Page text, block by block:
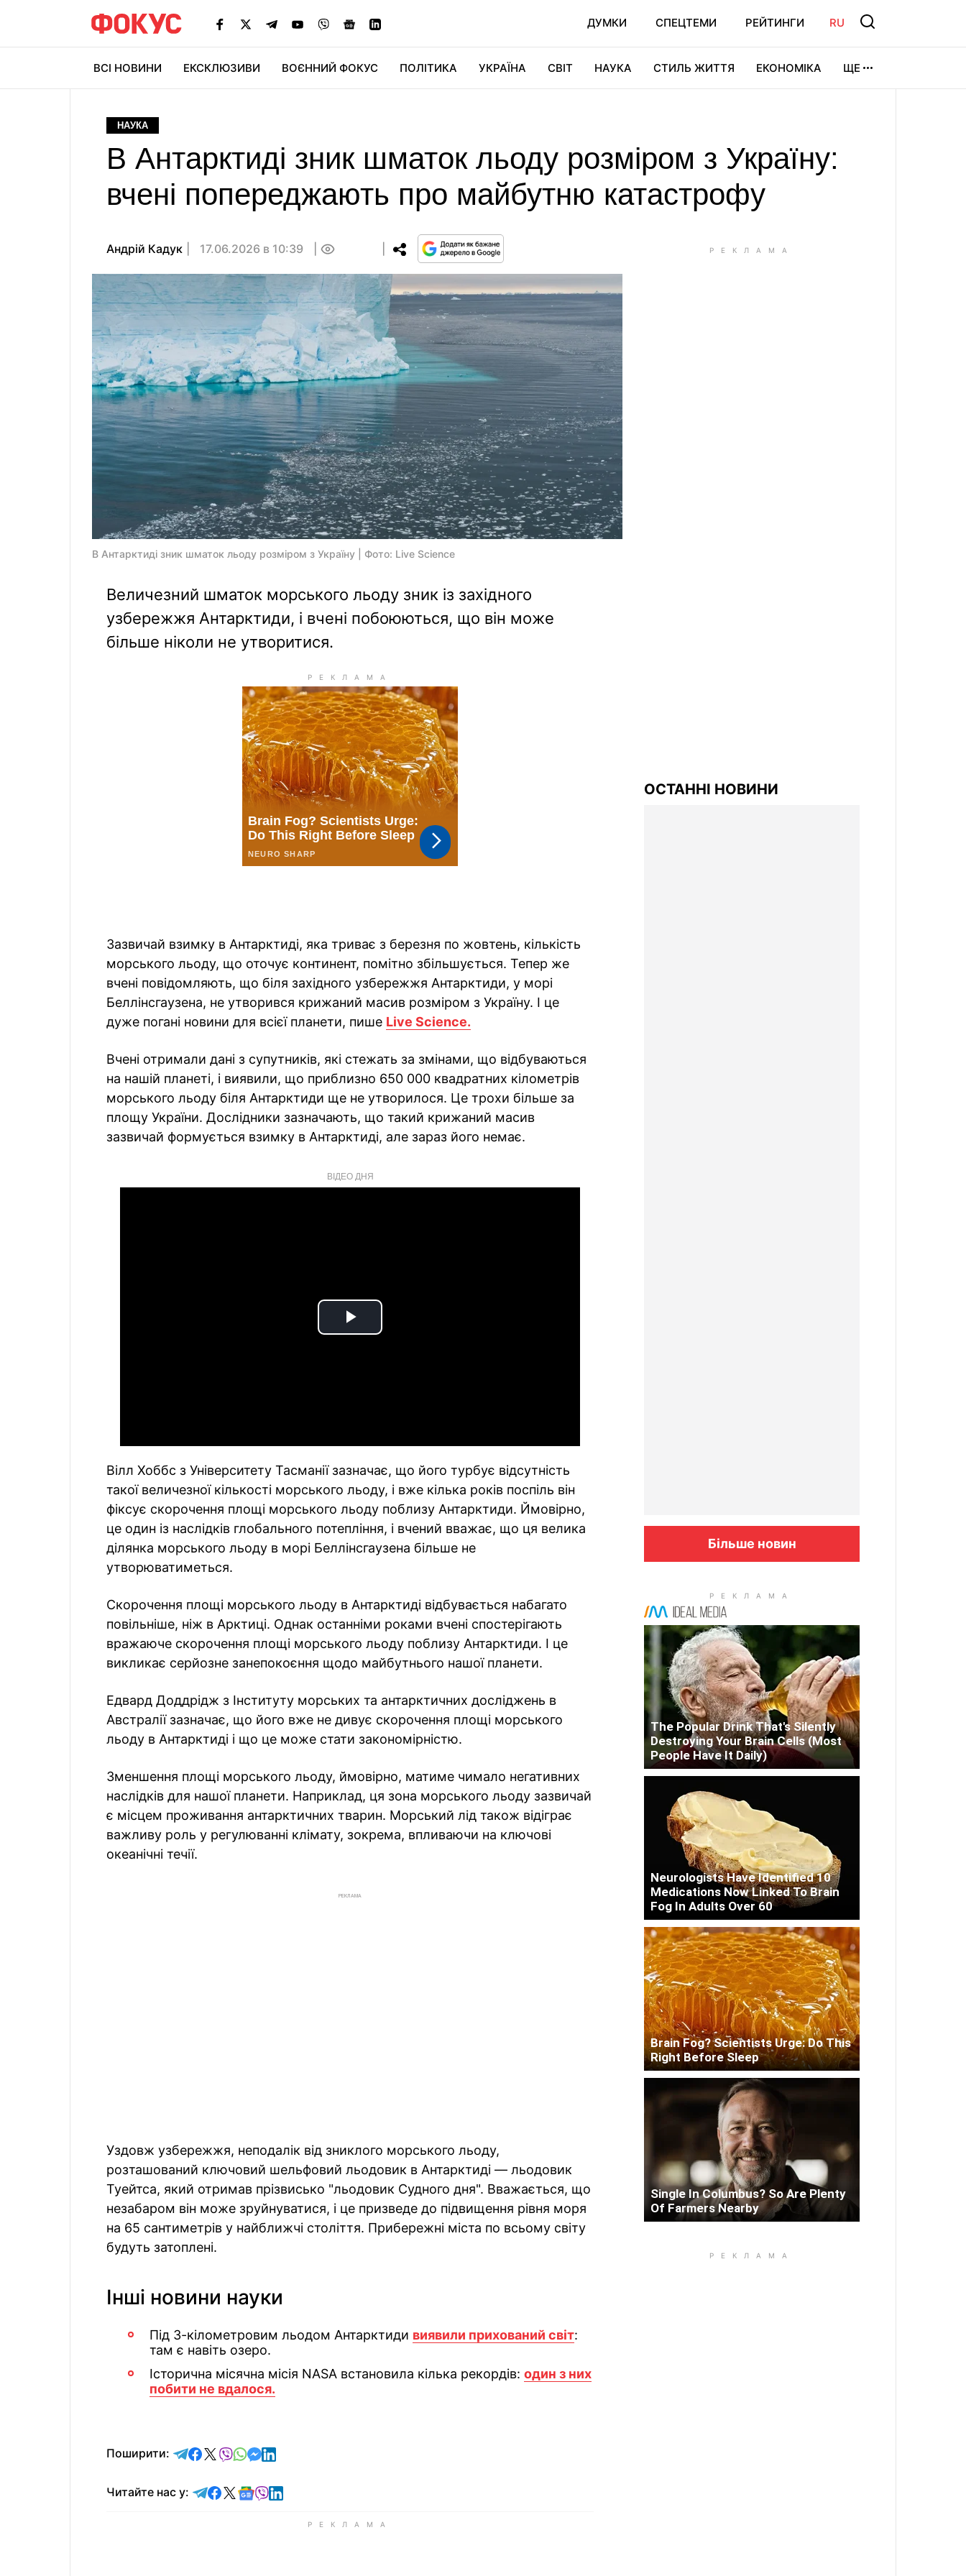
ДУМКИ СПЕЦТЕМИ РЕЙТИНГИ RU
ВСІ НОВИНИ ЕКСКЛЮЗИВИ ВОЄННИЙ ФОКУС ПОЛІТИКА УКРАЇНА СВІТ НАУКА СТИЛЬ ЖИТТЯ ЕКОНОМІКА ЩЕ
НАУКА
В Антарктиді зник шматок льоду розміром з Україну:
вчені попереджають про майбутню катастрофу
Андрій Кадук 17.06.2026 в 10:39
В Антарктиді зник шматок льоду розміром з Україну | Фото: Live Science
Величезний шматок морського льоду зник із західного
узбережжя Антарктиди, і вчені побоюються, що він може
більше ніколи не утворитися.
Зазвичай взимку в Антарктиді, яка триває з березня по жовтень, кількість
морського льоду, що оточує континент, помітно збільшується. Тепер же
вчені повідомляють, що біля західного узбережжя Антарктиди, у морі
Беллінсгаузена, не утворився крижаний масив розміром з Україну. І це
дуже погані новини для всієї планети, пише Live Science.
Вчені отримали дані з супутників, які стежать за змінами, що відбуваються
на нашій планеті, і виявили, що приблизно 650 000 квадратних кілометрів
морського льоду біля Антарктиди ще не утворилося. Це трохи більше за
площу України. Дослідники зазначають, що такий крижаний масив
зазвичай формується взимку в Антарктиді, але зараз його немає.
ВІДЕО ДНЯ
Play
Вілл Хоббс з Університету Тасманії зазначає, що його турбує відсутність
такої величезної кількості морського льоду, і вже кілька років поспіль він
фіксує скорочення площі морського льоду поблизу Антарктиди. Ймовірно,
це один із наслідків глобального потепління, і вчений вважає, що ця велика
ділянка морського льоду в морі Беллінсгаузена більше не
утворюватиметься.
Скорочення площі морського льоду в Антарктиді відбувається набагато
повільніше, ніж в Арктиці. Однак останніми роками вчені спостерігають
вражаюче скорочення площі морського льоду поблизу Антарктиди. І це
викликає серйозне занепокоєння щодо майбутнього нашої планети.
Едвард Доддрідж з Інституту морських та антарктичних досліджень в
Австралії зазначає, що його вже не дивує скорочення площі морського
льоду в Антарктиді і що це може стати закономірністю.
Зменшення площі морського льоду, ймовірно, матиме чимало негативних
наслідків для нашої планети. Наприклад, ця зона морського льоду зазвичай
є місцем проживання антарктичних тварин. Морський лід також відіграє
важливу роль у регулюванні клімату, зокрема, впливаючи на ключові
океанічні течії.
РЕКЛАМА
Уздовж узбережжя, неподалік від зниклого морського льоду,
розташований ключовий шельфовий льодовик в Антарктиді — льодовик
Туейтса, який отримав прізвисько "льодовик Судного дня". Вважається, що
незабаром він може зруйнуватися, і це призведе до підвищення рівня моря
на 65 сантиметрів у найближчі століття. Прибережні міста по всьому світу
будуть затоплені.
Інші новини науки
Під 3-кілометровим льодом Антарктиди виявили прихований світ:
там є навіть озеро.
Історична місячна місія NASA встановила кілька рекордів: один з них
побити не вдалося.
Поширити: відправити у Telegram
поділитись у Facebook
поділитись у X
відправити у Viber
відправити у Whatsapp
відправити у Messenger
відправити у LinkedIn
Читайте нас у: Читайте у Telegram
Читайте у Facebook
Читайте у X
Читайте у Google news
Читайте у Viber
Читайте у LinkedIn
ОСТАННІ НОВИНИ
Більше новин
The Popular Drink That's Silently
Destroying Your Brain Cells (Most
People Have It Daily)
Neurologists Have Identified 10
Medications Now Linked To Brain
Fog In Adults Over 60
Brain Fog? Scientists Urge: Do This
Right Before Sleep
Single In Columbus? So Are Plenty
Of Farmers Nearby